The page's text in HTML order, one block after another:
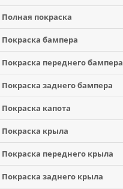
Полная покраска
Покраска бампера
Покраска переднего бампера
Покраска заднего бампера
Покраска капота
Покраска крыла
Покраска переднего крыла
Покраска заднего крыла